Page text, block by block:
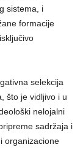
sistema, i
formacije
selekcija
što je vidljivo i u
nelojalni
sadržaja i
organizacione